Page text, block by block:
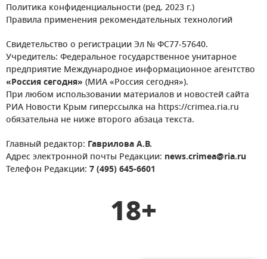
Политика конфиденциальности (ред. 2023 г.)
Правила применения рекомендательных технологий
Свидетельство о регистрации Эл № ФС77-57640.
Учредитель: Федеральное государственное унитарное
предприятие Международное информационное агентство
«Россия сегодня» (МИА «Россия сегодня»).
При любом использовании материалов и новостей сайта
РИА Новости Крым гиперссылка на https://crimea.ria.ru
обязательна не ниже второго абзаца текста.
Главный редактор: Гаврилова А.В.
Адрес электронной почты Редакции: news.crimea@ria.ru
Телефон Редакции: 7 (495) 645-6601
18+